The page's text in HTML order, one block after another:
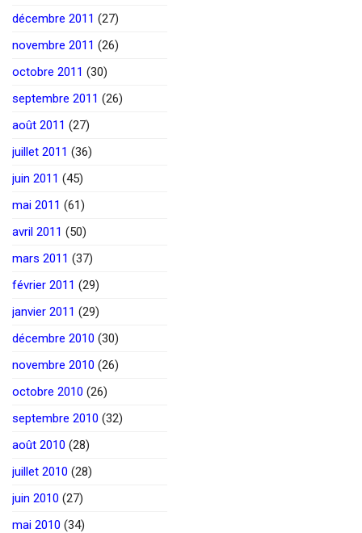
décembre 2011 (27)
novembre 2011 (26)
octobre 2011 (30)
septembre 2011 (26)
août 2011 (27)
juillet 2011 (36)
juin 2011 (45)
mai 2011 (61)
avril 2011 (50)
mars 2011 (37)
février 2011 (29)
janvier 2011 (29)
décembre 2010 (30)
novembre 2010 (26)
octobre 2010 (26)
septembre 2010 (32)
août 2010 (28)
juillet 2010 (28)
juin 2010 (27)
mai 2010 (34)